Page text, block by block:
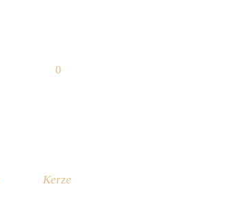
Kerze
0